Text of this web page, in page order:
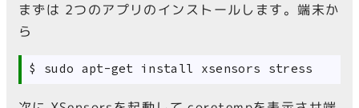
まずは 2つのアプリのインストールします。端末か
ら